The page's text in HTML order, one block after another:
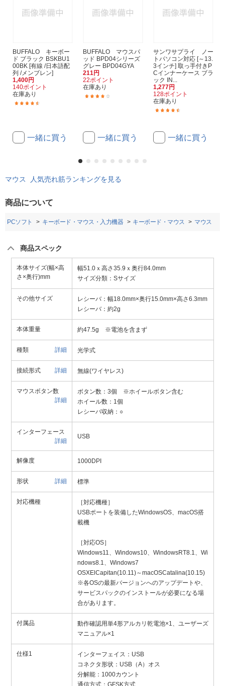
BUFFALO キーボー
ド ブラック BSKBU1
00BK [有線 /日本語配
列 /メンブレン]
1,400円
140ポイント
在庫あり
一緒に買う
BUFFALO マウスパ
ッド BPD04シリーズ
グレー BPD04GYA
211円
22ポイント
在庫あり
一緒に買う
サンワサプライ ノー
トパソコン対応 [～13.
3インチ] 取っ手付きP
Cインナーケース ブラ
ック IN...
1,277円
128ポイント
在庫あり
一緒に買う
マウス 人気売れ筋ランキングを見る
商品について
PCソフト キーボード・マウス・入力機器 キーボード・マウス マウス
商品スペック
本体サイズ(幅×高
さ×奥行)mm
幅51.0ｘ高さ35.9ｘ奥行84.0mm
サイズ分類：Sサイズ
その他サイズ
レシーバ：幅18.0mm×奥行15.0mm×高さ6.3mm
レシーバ：約2g
本体重量 約47.5g ※電池を含まず
種類 詳細 光学式
接続形式 詳細 無線(ワイヤレス)
マウスボタン数
詳細
ボタン数：3個 ※ホイールボタン含む
ホイール数：1個
レシーバ収納：○
インターフェース
詳細
USB
解像度 1000DPI
形状 詳細 標準
対応機種
［対応機種］
USBポートを装備したWindowsOS、macOS搭
載機
［対応OS］
Windows11、Windows10、WindowsRT8.1、Wi
ndows8.1、Windows7
OSXElCapitan(10.11)～macOSCatalina(10.15)
※各OSの最新バージョンへのアップデートや、
サービスパックのインストールが必要になる場
合があります。
付属品
動作確認用単4形アルカリ乾電池×1、ユーザーズ
マニュアル×1
仕様1
インターフェイス：USB
コネクタ形状：USB（A）オス
分解能：1000カウント